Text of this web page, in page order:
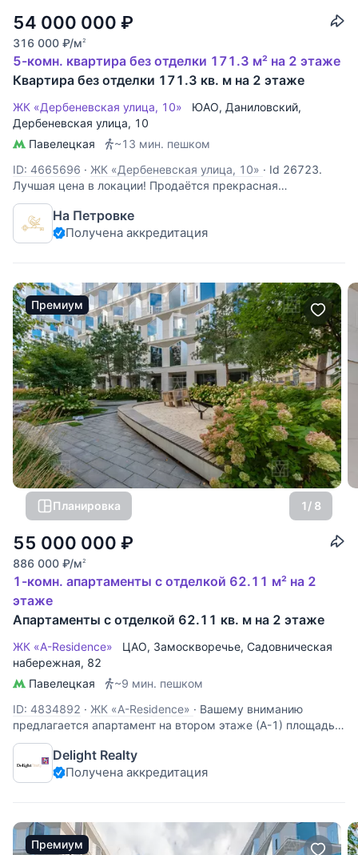
54 000 000 ₽
316 000 ₽/м2
5-комн. квартира без отделки 171.3 м² на 2 этаже
Квартира без отделки 171.3 кв. м на 2 этаже
ЖК «Дербеневская улица, 10» ЮАО, Даниловский,
Дербеневская улица, 10
Павелецкая
~13 мин. пешком
ID: 4665696 · ЖК «Дербеневская улица, 10» · Id 26723.
Лучшая цена в локации! Продаётся прекрасная
просторная пятикомнатная квартира в одном из лучших
районов Москвы, в Даниловском районе! О ДОМЕ
Расселение по реновации во 2 стадии с 2025 по 2028 г.
На Петровке
Получена аккредитация
Премиум
Планировка 1/ 8
55 000 000 ₽
886 000 ₽/м2
1-комн. апартаменты с отделкой 62.11 м² на 2
этаже
Апартаменты с отделкой 62.11 кв. м на 2 этаже
ЖК «A-Residence» ЦАО, Замоскворечье, Садовническая
набережная, 82
Павелецкая
~9 мин. пешком
ID: 4834892 · ЖК «A-Residence» · Вашему вниманию
предлагается апартамент на втором этаже (А-1) площадью
62.11 кв.м. Функциональная планировка: мастер-спальня
с просторной гардеробной, светлая кухня-гостиная,
просторный холл с большой гардеробной и хозблоком,
Delight Realty
Получена аккредитация
Премиум